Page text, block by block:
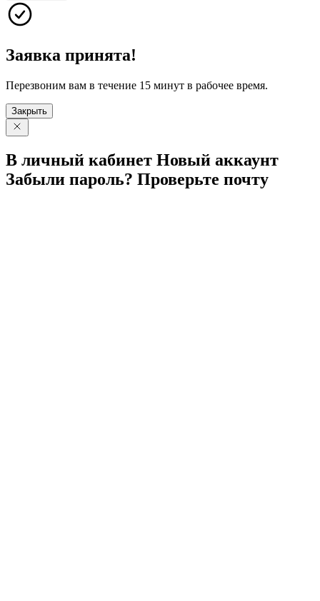
Заявка принята!
Перезвоним вам в течение 15 минут в рабочее время.
Закрыть
В личный кабинет Новый аккаунт
Забыли пароль? Проверьте почту